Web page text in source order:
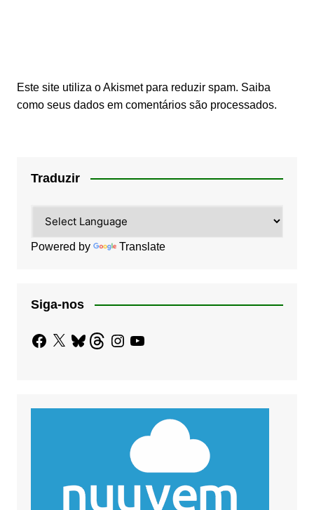
Este site utiliza o Akismet para reduzir spam. Saiba
como seus dados em comentários são processados.
Traduzir
Powered by Translate
Siga-nos
Facebook
X BlueskyThreadsInstagram
YouTube